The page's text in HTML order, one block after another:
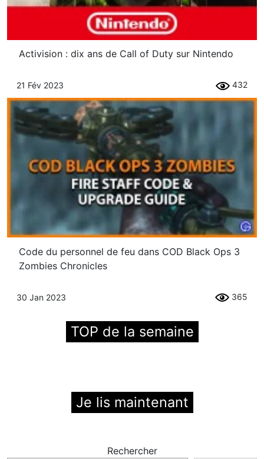
Activision : dix ans de Call of Duty sur Nintendo
21 Fév 2023 432
Code du personnel de feu dans COD Black Ops 3
Zombies Chronicles
30 Jan 2023 365
TOP de la semaine
Je lis maintenant
Rechercher